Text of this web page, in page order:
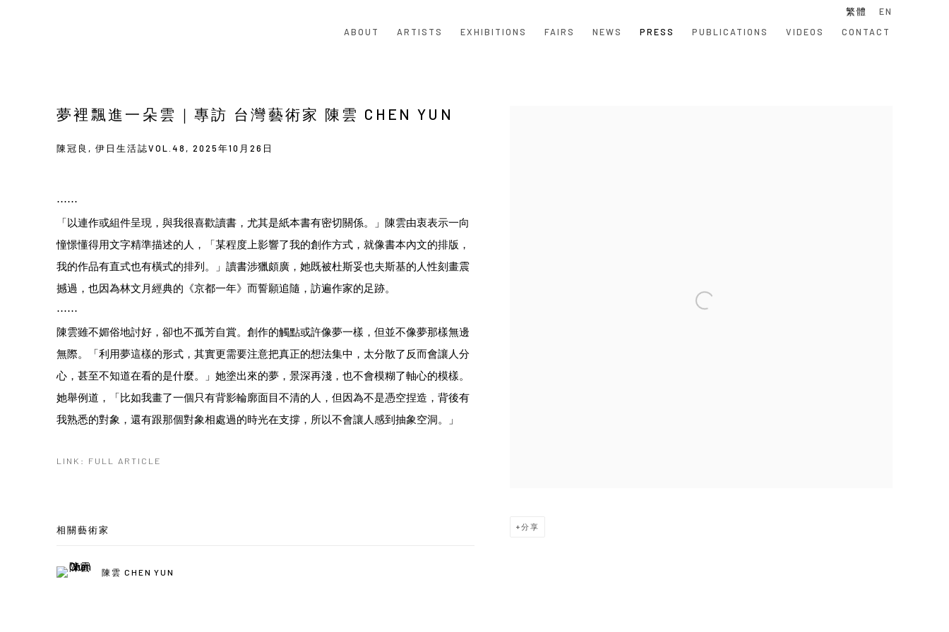
ABOUT ARTISTS EXHIBITIONS FAIRS NEWS PRESS PUBLICATIONS VIDEOS CONTACT
繁體 EN
夢裡飄進⼀朵雲｜專訪 台灣藝術家 陳雲 CHEN YUN
陳冠良, 伊日生活誌VOL.48, 2025年10月26日
分享
⋯⋯
「以連作或組件呈現，與我很喜歡讀書，尤其是紙本書有密切關係。」陳雲由衷表示一向
憧憬懂得用文字精準描述的人，「某程度上影響了我的創作方式，就像書本內文的排版，
我的作品有直式也有橫式的排列。」讀書涉獵頗廣，她既被杜斯妥也夫斯基的人性刻畫震
撼過，也因為林文月經典的《京都一年》而誓願追隨，訪遍作家的足跡。
⋯⋯
陳雲雖不媚俗地討好，卻也不孤芳自賞。創作的觸點或許像夢一樣，但並不像夢那樣無邊
無際。「利用夢這樣的形式，其實更需要注意把真正的想法集中，太分散了反而會讓人分
心，甚至不知道在看的是什麼。」她塗出來的夢，景深再淺，也不會模糊了軸心的模樣。
她舉例道，「比如我畫了一個只有背影輪廓面目不清的人，但因為不是憑空捏造，背後有
我熟悉的對象，還有跟那個對象相處過的時光在支撐，所以不會讓人感到抽象空洞。」
LINK: FULL ARTICLE
相關藝術家
陳雲 CHEN YUN